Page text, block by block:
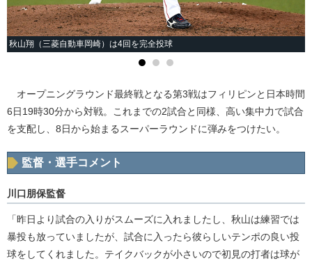
秋山翔（三菱自動車岡崎）は4回を完全投球
オープニングラウンド最終戦となる第3戦はフィリピンと日本時間
6日19時30分から対戦。これまでの2試合と同様、高い集中力で試合
を支配し、8日から始まるスーパーラウンドに弾みをつけたい。
監督・選手コメント
川口朋保監督
「昨日より試合の入りがスムーズに入れましたし、秋山は練習では
暴投も放っていましたが、試合に入ったら彼らしいテンポの良い投
球をしてくれました。テイクバックが小さいので初見の打者は球が